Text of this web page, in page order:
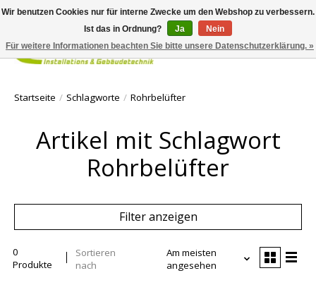
Ihr
Startseite / Schlagworte / Rohrbelüfter
Artikel mit Schlagwort
Rohrbelüfter
Filter anzeigen
0
Produkte
Sortieren
nach
Am meisten
angesehen
Wir benutzen Cookies nur für interne Zwecke um den Webshop zu verbessern.
Ist das in Ordnung?
Ja
Nein
Für weitere Informationen beachten Sie bitte unsere Datenschutzerklärung. »